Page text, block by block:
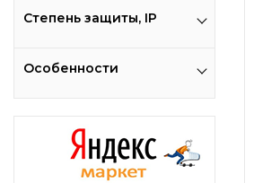
Степень защиты, IP
Особенности